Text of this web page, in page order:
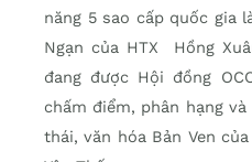
năng 5 sao cấp quốc gia
Ngạn của HTX Hồng
đang được Hội đồng
chấm điểm, phân hạng
thái, văn hóa Bản Ven